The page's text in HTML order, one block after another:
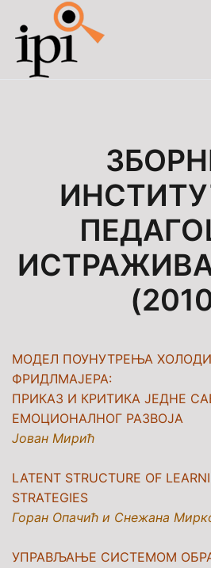
Skip to main content
МОДЕЛ ПОУНУТРЕЊА
ФРИДЛМАЈЕРА:
ПРИКАЗ И КРИТИКА ЈЕДНЕ
ЕМОЦИОНАЛНОГ РАЗВОЈА
Јован Мирић
LATENT STRUCTURE OF
STRATEGIES
Горан Опачић и Снежана
УПРАВЉАЊЕ СИСТЕМОМ